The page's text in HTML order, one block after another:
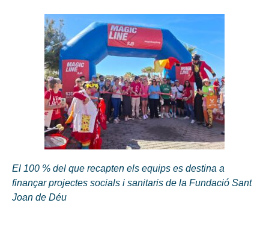
El 100 % del que recapten els equips es destina a
finançar projectes socials i sanitaris de la Fundació Sant
Joan de Déu